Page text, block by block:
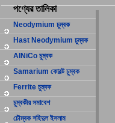
পণ্যের তালিকা
Neodymium চুম্বক
Hast Neodymium চুম্বক
AlNiCo চুম্বক
Samarium কোবল্ট চুম্বক
Ferrite চুম্বক
চুম্বকীয় সমাবেশ
চৌম্বক শহিদুল ইসলাম